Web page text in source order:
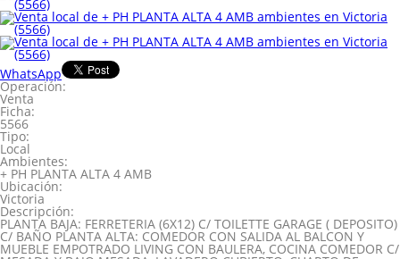
WhatsApp
Operación:
Venta
Ficha:
5566
Tipo:
Local
Ambientes:
+ PH PLANTA ALTA 4 AMB
Ubicación:
Victoria
Descripción:
PLANTA BAJA: FERRETERIA (6X12) C/ TOILETTE GARAGE ( DEPOSITO)
C/ BAÑO PLANTA ALTA: COMEDOR CON SALIDA AL BALCON Y
MUEBLE EMPOTRADO LIVING CON BAULERA, COCINA COMEDOR C/